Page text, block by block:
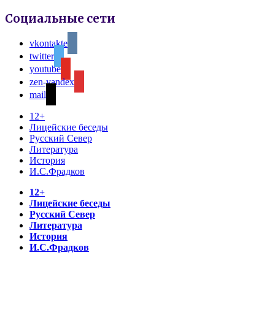
Социальные сети
vkontakte
twitter
youtube
zen-yandex
mail
12+
Лицейские беседы
Русский Север
Литература
История
И.С.Фрадков
12+
Лицейские беседы
Русский Север
Литература
История
И.С.Фрадков